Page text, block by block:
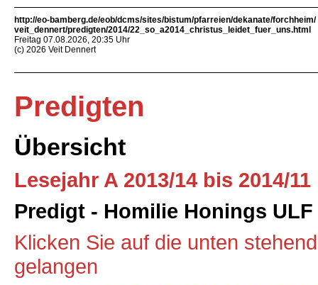
http://eo-bamberg.de/eob/dcms/sites/bistum/pfarreien/dekanate/forchheim/
veit_dennert/predigten/2014/22_so_a2014_christus_leidet_fuer_uns.html
Freitag 07.08.2026, 20:35 Uhr
(c) 2026 Veit Dennert
Predigten
Übersicht
Lesejahr A 2013/14 bis 2014/11
Predigt - Homilie Honings
Klicken Sie auf die unten
gelangen